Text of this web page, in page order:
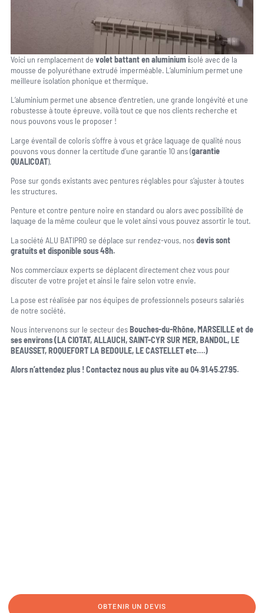
Voici un remplacement de volet battant en aluminium isolé avec de la
mousse de polyuréthane extrudé imperméable. L’aluminium permet une
meilleure isolation phonique et thermique.
L’aluminium permet une absence d’entretien, une grande longévité et une
robustesse à toute épreuve, voilà tout ce que nos clients recherche et
nous pouvons vous le proposer !
Large éventail de coloris s’offre à vous et grâce laquage de qualité nous
pouvons vous donner la certitude d’une garantie 10 ans (garantie
QUALICOAT).
Pose sur gonds existants avec pentures réglables pour s’ajuster à toutes
les structures.
Penture et contre penture noire en standard ou alors avec possibilité de
laquage de la même couleur que le volet ainsi vous pouvez assortir le tout.
La société ALU BATIPRO se déplace sur rendez-vous, nosdevis sont
gratuits et disponible sous 48h.
Nos commerciaux experts se déplacent directement chez vous pour
discuter de votre projet et ainsi le faire selon votre envie.
La pose est réalisée par nos équipes de professionnels poseurs salariés
de notre société.
Nous intervenons sur le secteur desBouches-du-Rhône,MARSEILLE et de
ses environs (LA CIOTAT, ALLAUCH, SAINT-CYR SUR MER, BANDOL, LE
BEAUSSET, ROQUEFORT LA BEDOULE, LE CASTELLET etc….)
Alors n’attendez plus ! Contactez nous au plus vite au 04.91.45.27.95.
OBTENIR UN DEVIS